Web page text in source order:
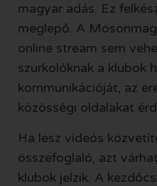
magyar adás. Ez
meglepő. A
online stream sem
szurkolóknak a klubok
kommunikációját, az
közösségi oldalakat
Ha lesz videós
összefoglaló, azt
klubok jelzik. A